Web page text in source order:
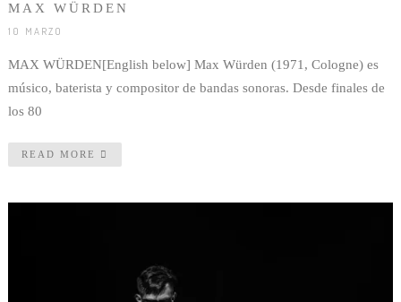
MAX WÜRDEN
10 MARZO
MAX WÜRDEN[English below] Max Würden (1971, Cologne) es
músico, baterista y compositor de bandas sonoras. Desde finales de
los 80
READ MORE